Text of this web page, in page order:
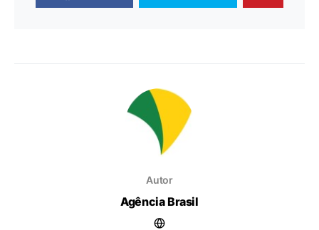
Autor
Agência Brasil